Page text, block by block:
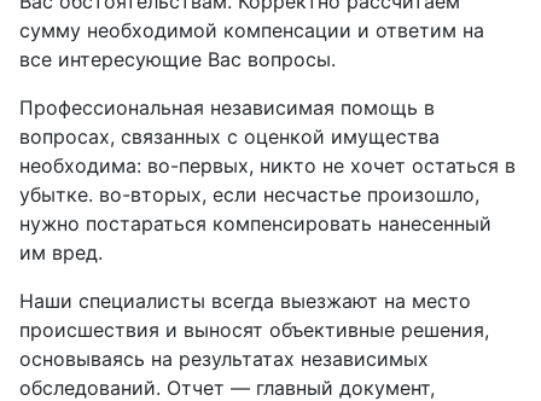
сумму необходимой компенсации и ответим на
все интересующие Вас вопросы.
Профессиональная независимая помощь в
вопросах, связанных с оценкой имущества
необходима: во-первых, никто не хочет остаться в
убытке. во-вторых, если несчастье произошло,
нужно постараться компенсировать нанесенный
им вред.
Наши специалисты всегда выезжают на место
происшествия и выносят объективные решения,
основываясь на результатах независимых
обследований. Отчет — главный документ,